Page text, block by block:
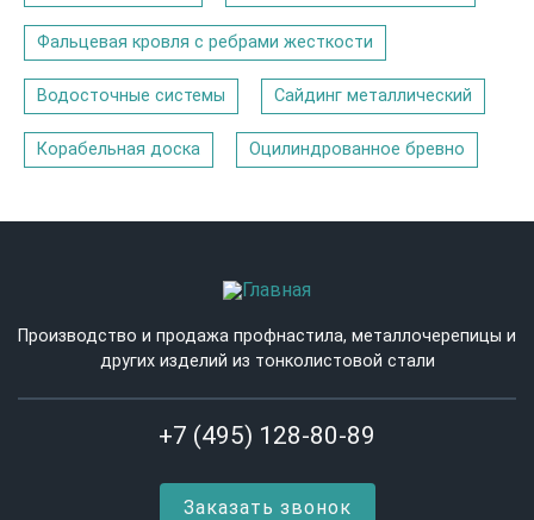
Фальцевая кровля с ребрами жесткости
Водосточные системы Сайдинг металлический
Корабельная доска Оцилиндрованное бревно
Производство и продажа профнастила, металлочерепицы и
других изделий из тонколистовой стали
+7 (495) 128-80-89
Заказать звонок